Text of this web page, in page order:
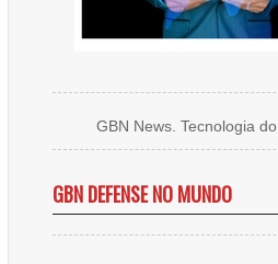
GBN News. Tecnologia do
GBN DEFENSE NO MUNDO